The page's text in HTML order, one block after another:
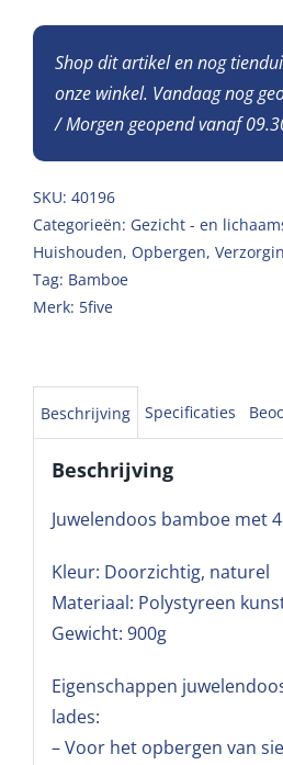
Shop dit artikel en nog
onze winkel. Vandaag nog
/ Morgen geopend vanaf
SKU: 40196
Categorieën: Gezicht - en
Huishouden, Opbergen,
Tag: Bamboe
Merk: 5five
Beschrijving Specificaties
Beschrijving
Juwelendoos bamboe met
Kleur: Doorzichtig, naturel
Materiaal: Polystyreen
Gewicht: 900g
Eigenschappen
lades:
– Voor het opbergen van